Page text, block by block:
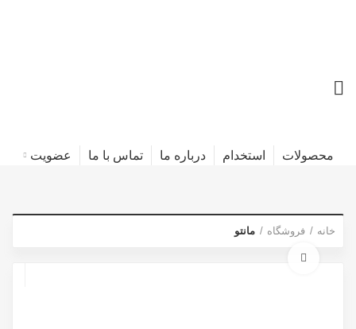
محصولات استخدام درباره ما تماس با ما عضویت
خانه فروشگاه مانتو